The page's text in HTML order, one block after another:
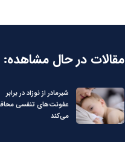
مقالات در حال مشاهده:
شیرمادر از نوزاد در برابر
عفونت‌های تنفسی
می‌کند